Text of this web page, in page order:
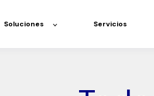
Soluciones Servicios